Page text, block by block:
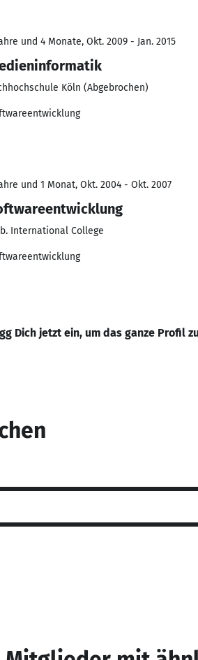
und 4 Monate, Okt. 2009 - Jan. 2015
Köln (Abgebrochen)
und 1 Monat, Okt. 2004 - Okt. 2007
International College
Dich jetzt ein, um das ganze Profil